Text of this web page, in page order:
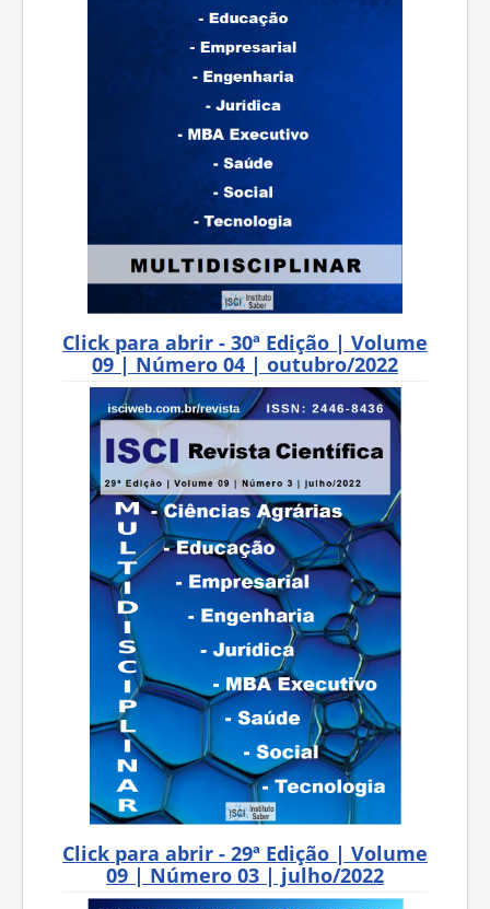
Click para abrir - 30ª Edição | Volume
09 | Número 04 | outubro/2022
Click para abrir - 29ª Edição | Volume
09 | Número 03 | julho/2022